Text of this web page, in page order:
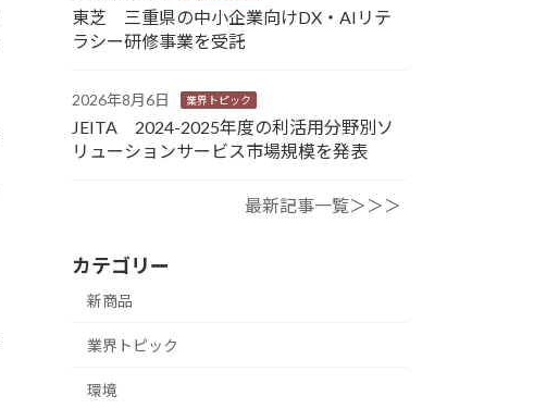
東芝 三重県の中小企業向けDX・AIリテ
ラシー研修事業を受託
2026年8月6日 業界トピック
JEITA 2024-2025年度の利活用分野別ソ
リューションサービス市場規模を発表
最新記事一覧＞＞＞
カテゴリー
新商品
業界トピック
環境